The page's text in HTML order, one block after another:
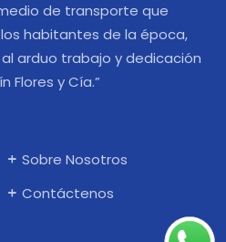
de transporte que
habitantes de la época,
arduo trabajo y dedicación
Flores y Cía.”
Sobre Nosotros
Contáctenos